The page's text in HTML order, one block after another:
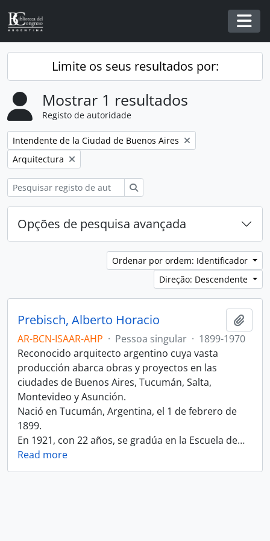
Skip to main content
Limite os seus resultados por:
Mostrar 1 resultados
Registo de autoridade
Remover filtro:
Intendente de la Ciudad de Buenos Aires
Remover filtro:
Arquitectura
Opções de pesquisa avançada
Ordenar por ordem: Identificador
Direção: Descendente
Prebisch, Alberto Horacio
AR-BCN-ISAAR-AHP · Pessoa singular · 1899-1970
Reconocido arquitecto argentino cuya vasta
producción abarca obras y proyectos en las
ciudades de Buenos Aires, Tucumán, Salta,
Montevideo y Asunción.
Nació en Tucumán, Argentina, el 1 de febrero de
1899.
En 1921, con 22 años, se gradúa en la Escuela de…
Read more